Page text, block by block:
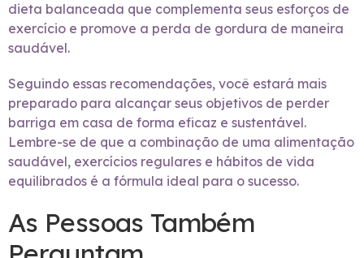
dieta balanceada que complementa seus esforços de
exercício e promove a perda de gordura de maneira
saudável.
Seguindo essas recomendações, você estará mais
preparado para alcançar seus objetivos de perder
barriga em casa de forma eficaz e sustentável.
Lembre-se de que a combinação de uma alimentação
saudável, exercícios regulares e hábitos de vida
equilibrados é a fórmula ideal para o sucesso.
As Pessoas Também